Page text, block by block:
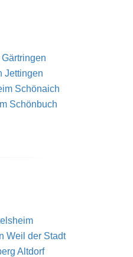
Gärtringen
Jettingen
Schönaich
Schönbuch
Weil der Stadt
Altdorf